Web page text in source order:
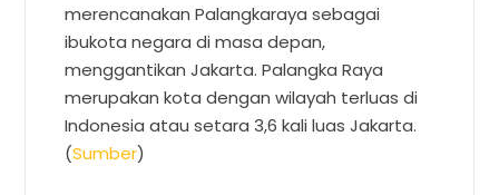
merencanakan Palangkaraya sebagai
ibukota negara di masa depan,
menggantikan Jakarta. Palangka Raya
merupakan kota dengan wilayah terluas di
Indonesia atau setara 3,6 kali luas Jakarta.
(Sumber)